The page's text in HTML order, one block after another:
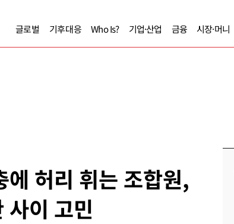
글로벌 기후대응 Who Is? 기업·산업 금융 시장·머니
에 허리 휘는 조합원,
사이 고민